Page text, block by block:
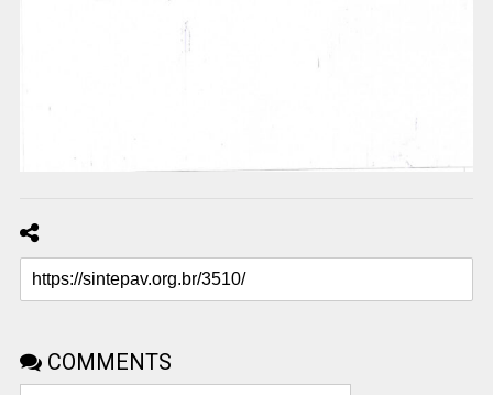
COMMENTS